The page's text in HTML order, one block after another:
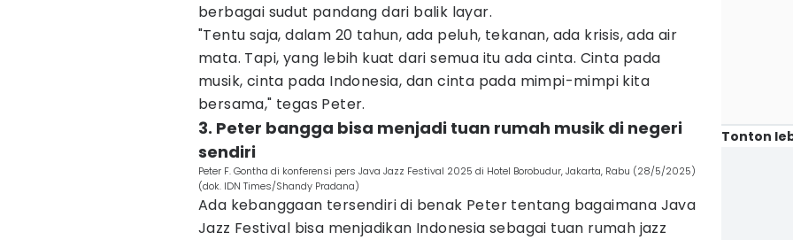
berbagai sudut pandang dari balik layar.
"Tentu saja, dalam 20 tahun, ada peluh, tekanan, ada krisis, ada air
mata. Tapi, yang lebih kuat dari semua itu ada cinta. Cinta pada
musik, cinta pada Indonesia, dan cinta pada mimpi-mimpi kita
bersama," tegas Peter.
3. Peter bangga bisa menjadi tuan rumah musik di negeri
sendiri
Peter F. Gontha di konferensi pers Java Jazz Festival 2025 di Hotel Borobudur, Jakarta, Rabu (28/5/2025)
(dok. IDN Times/Shandy Pradana)
Ada kebanggaan tersendiri di benak Peter tentang bagaimana Java
Jazz Festival bisa menjadikan Indonesia sebagai tuan rumah jazz
Tonton